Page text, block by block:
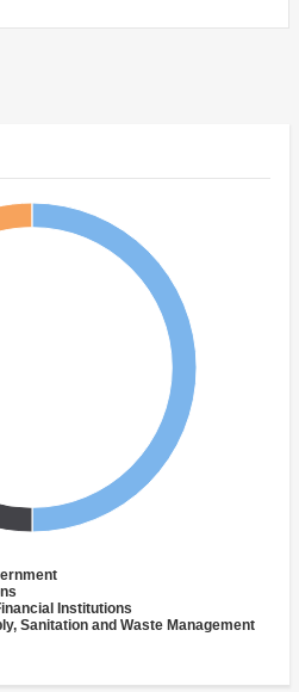
Institutions
Sanitation and Waste Management